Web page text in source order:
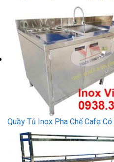
Quầy Tủ Inox Pha Chế Cafe